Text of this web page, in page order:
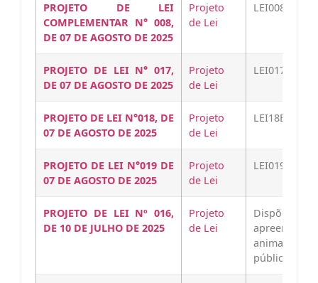
PROJETO DE LEI
COMPLEMENTAR N° 008,
DE 07 DE AGOSTO DE 2025
Projeto
de Lei
LEI008Baixar
PROJETO DE LEI N° 017,
DE 07 DE AGOSTO DE 2025
Projeto
de Lei
LEI017Baixar
PROJETO DE LEI N°018, DE
07 DE AGOSTO DE 2025
Projeto
de Lei
LEI18Baixar
PROJETO DE LEI N°019 DE
07 DE AGOSTO DE 2025
Projeto
de Lei
LEI019Baixar
PROJETO DE LEI Nº 016,
DE 10 DE JULHO DE 2025
Projeto
de Lei
Dispõe
animais
públicas da